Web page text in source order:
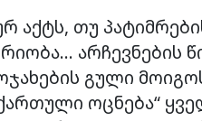
აქტს, თუ
არჩევნების
გული
ოცნება“